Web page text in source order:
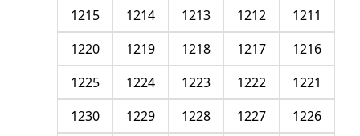
1211
1212
1213
1214
1215
1216
1217
1218
1219
1220
1221
1222
1223
1224
1225
1226
1227
1228
1229
1230